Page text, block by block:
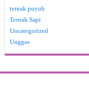
ternak puyuh
Ternak Sapi
Uncategorized
Unggas